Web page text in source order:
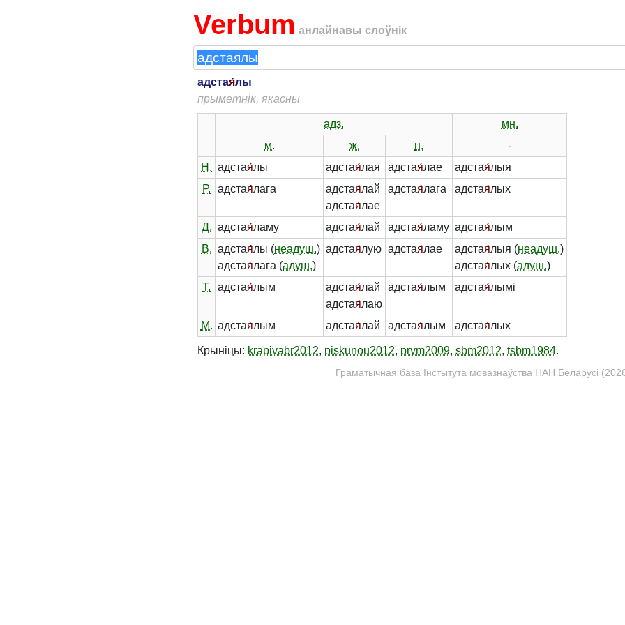
Verbum анлайнавы слоўнік
адстая́лы
прыметнік, якасны
адз.
мн.
м.
ж. н.
-
Н. адстая́лы адстая́лая адстая́лае адстая́лыя
Р.
адстая́лага адстая́лай
адстая́лае
адстая́лага адстая́лых
Д. адстая́ламу адстая́лай адстая́ламу адстая́лым
В. адстая́лы (неадуш.)
адстая́лага (адуш.)
адстая́лую адстая́лае адстая́лыя (неадуш.)
адстая́лых (адуш.)
Т.
адстая́лым адстая́лай
адстая́лаю
адстая́лым адстая́лымі
М. адстая́лым адстая́лай адстая́лым адстая́лых
Крыніцы: krapivabr2012, piskunou2012, prym2009, sbm2012, tsbm1984.
Граматычная база Інстытута мовазнаўства НАН Беларусі